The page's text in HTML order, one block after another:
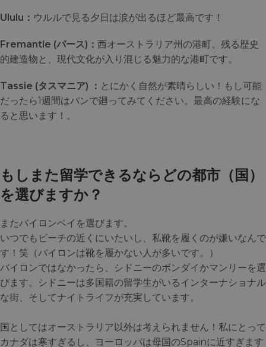
Ululu： ウルルで見る夕日は涙が出るほど最高です！
Fremantle (パース)： 西オーストラリア州の港町。残る歴史
的建造物と、現代文化が入り混じる魅力的な港町です。
Tassie (タスマニア) ： とにかく自然が素晴らしい！もし可能
だったら1週間はバンで廻ってみてください。最高の経験にな
ると思います！。
もしまた留学できるならどの都市（国）
を選びますか？
またバイロンベイを選びます。
いつでもビーチの近くにいたいし、私靴を履くのが嫌いなんで
す！笑（バイロンは靴を履かない人が多いです。）
バイロンではなかったら、シドニーのボンダイかマンリーを選
びます。シドニーは多国籍の留学生がいるインターナショナル
な街、そしてナイトライフが充実しています。
国としてはオーストラリア以外は考えられません！私にとって
カナダは寒すぎるし、ヨーロッパは母国のSpainに近すぎます